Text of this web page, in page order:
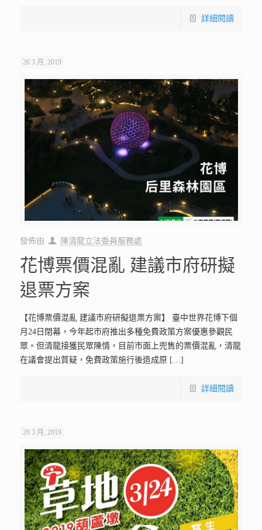
詳細閱讀
26 3 月, 2019
發佈由 陳清龍立法委員服務處
花博票價混亂 建議市府研擬
退票方案
【花博票價混亂 建議市府研擬退票方案】 臺中世界花博下個
月24日閉幕，今年起市府推出多種免費政策方案優惠參觀民
眾。但清龍接獲民眾陳情，目前市面上兜售的票價混亂，清龍
在議會提出質疑，免費政策施行後造成原 […]
詳細閱讀
26 3 月, 2019